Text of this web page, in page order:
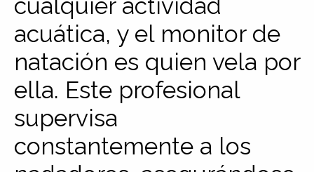
acuática, y el monitor de
natación es quien vela por
ella. Este profesional
supervisa
constantemente a los